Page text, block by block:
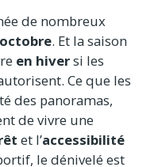
de nombreux
. Et la saison
en hiversi les
Ce que les
des panoramas,
de vivre une
et l’accessibilité
le dénivelé est